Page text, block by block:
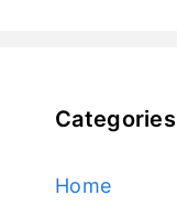
Categories
Home